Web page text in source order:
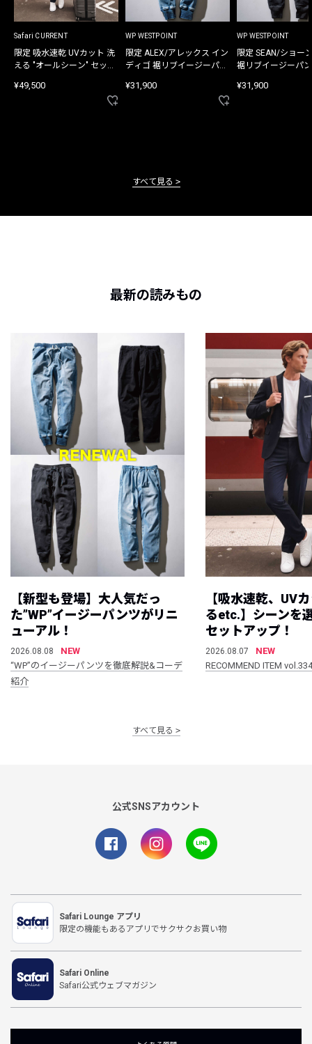
Safari CURRENT
限定 吸水速乾 UVカット 洗
える "オールシーン" セット
¥49,500
WP WESTPOINT
限定 ALEX/アレックス イン
ディゴ 裾リブイージーパン
¥31,900
WP WESTPOINT
限定 SEAN/ショー
裾リブイージーパ
¥31,900
すべて見る
最新の読みもの
【新型も登場】大人気だっ
た”WP”イージーパンツがリニ
ューアル！
2026.08.08
NEW
“WP”のイージーパンツを徹底解説&コーデ
紹介
【吸水速乾、UV
るetc.】シーンを
セットアップ！
2026.08.07
NEW
RECOMMEND ITEM vol.334
すべて見る
公式SNSアカウント
Safari Lounge アプリ
限定の機能もあるアプリでサクサクお買い物
Safari Online
Safari公式ウェブマガジン